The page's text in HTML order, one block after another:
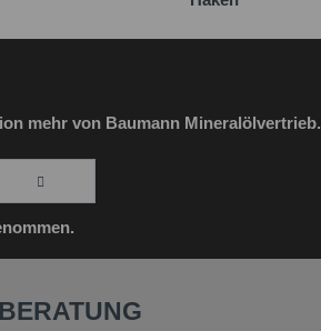
mehr von Baumann Mineralölvertrieb.